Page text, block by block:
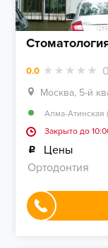
0.0 0
Москва, 5-й
Алма-Атинская
Закрыто до
Цены
Ортодонтия